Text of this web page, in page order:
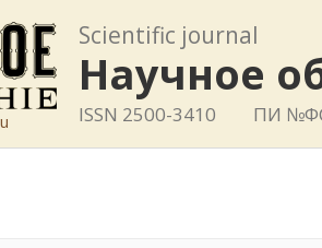
Scientific journal
Научное
ISSN 2500-3410 ПИ